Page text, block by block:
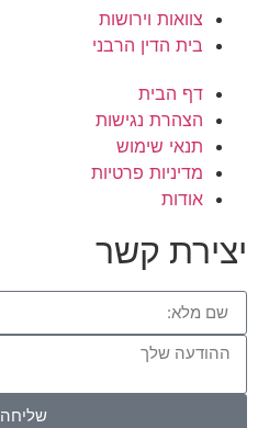
צוואות וירושות
בית הדין הרבני
דף הבית
הצהרת נגישות
תנאי שימוש
מדיניות פרטיות
אודות
יצירת קשר
שליחה